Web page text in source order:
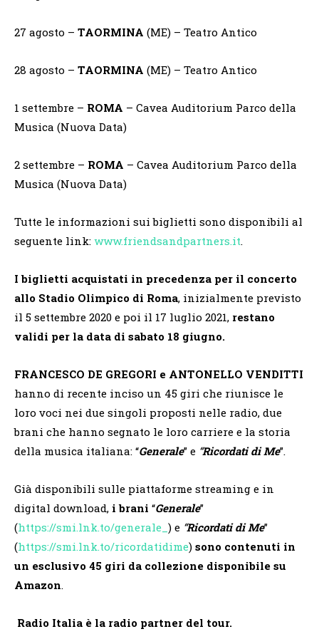
27 agosto – TAORMINA (ME) – Teatro Antico
28 agosto – TAORMINA (ME) – Teatro Antico
1 settembre – ROMA – Cavea Auditorium Parco della
Musica (Nuova Data)
2 settembre – ROMA – Cavea Auditorium Parco della
Musica (Nuova Data)
Tutte le informazioni sui biglietti sono disponibili al
seguente link: www.friendsandpartners.it.
I biglietti acquistati in precedenza per il concerto
allo Stadio Olimpico di Roma, inizialmente previsto
il 5 settembre 2020 e poi il 17 luglio 2021, restano
validi per la data di sabato 18 giugno.
FRANCESCO DE GREGORI e ANTONELLO VENDITTI
hanno di recente inciso un 45 giri che riunisce le
loro voci nei due singoli proposti nelle radio, due
brani che hanno segnato le loro carriere e la storia
della musica italiana: “Generale” e “Ricordati di Me”.
Già disponibili sulle piattaforme streaming e in
digital download, i brani “Generale”
(https://smi.lnk.to/generale_ ) e “Ricordati di Me”
(https://smi.lnk.to/ricordatidime) sono contenuti in
un esclusivo 45 giri da collezione disponibile su
Amazon.
Radio Italia è la radio partner del tour.